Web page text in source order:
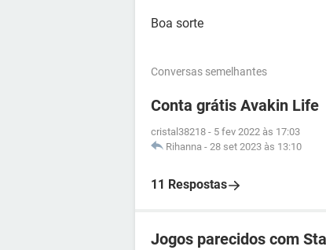
Boa sorte
Conversas semelhantes
Conta grátis Avakin Life
cristal38218 - 5 fev 2022 às 17:03
Rihanna - 28 set 2023 às 13:10
11 Respostas
Jogos parecidos com